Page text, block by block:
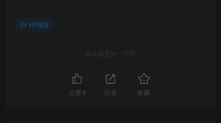
VIP项目
喜欢就支持一下吧
点赞 8 分享 收藏